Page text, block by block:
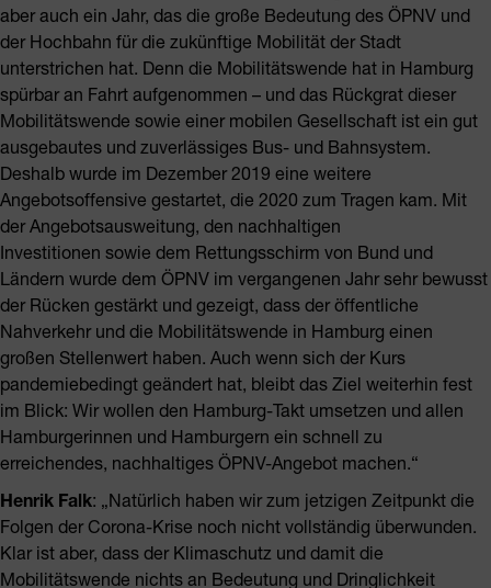
aber auch ein Jahr, das die große Bedeutung des ÖPNV und
der Hochbahn für die zukünftige Mobilität der Stadt
unterstrichen hat. Denn die Mobilitätswende hat in Hamburg
spürbar an Fahrt aufgenommen – und das Rückgrat dieser
Mobilitätswende sowie einer mobilen Gesellschaft ist ein gut
ausgebautes und zuverlässiges Bus- und Bahnsystem.
Deshalb wurde im Dezember 2019 eine weitere
Angebotsoffensive gestartet, die 2020 zum Tragen kam. Mit
der Angebotsausweitung, den nachhaltigen
Investitionen sowie dem Rettungsschirm von Bund und
Ländern wurde dem ÖPNV im vergangenen Jahr sehr bewusst
der Rücken gestärkt und gezeigt, dass der öffentliche
Nahverkehr und die Mobilitätswende in Hamburg einen
großen Stellenwert haben. Auch wenn sich der Kurs
pandemiebedingt geändert hat, bleibt das Ziel weiterhin fest
im Blick: Wir wollen den Hamburg-Takt umsetzen und allen
Hamburgerinnen und Hamburgern ein schnell zu
erreichendes, nachhaltiges ÖPNV-Angebot machen.“
Henrik Falk: „Natürlich haben wir zum jetzigen Zeitpunkt die
Folgen der Corona-Krise noch nicht vollständig überwunden.
Klar ist aber, dass der Klimaschutz und damit die
Mobilitätswende nichts an Bedeutung und Dringlichkeit